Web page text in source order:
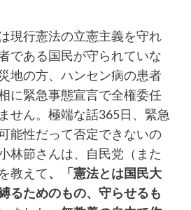
現行憲法の立憲主義を守れ
である国民が守られていな
地の方、ハンセン病の患者
に緊急事態宣言で全権委任
せん。極端な話365日、緊急
能性だって否定できないの
林節さんは、自民党（また
教えて 、「憲法とは国民大
るためのもの、守らせるも